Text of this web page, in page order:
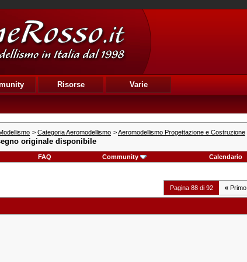
Risorse Varie
> Categoria Aeromodellismo >Aeromodellismo Progettazione e Costruzione
originale disponibile
FAQ Community Calendario
Pagina 88 di 92 « Primo